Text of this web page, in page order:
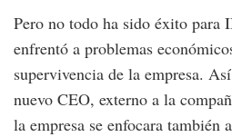
Pero no todo ha sido éxito para
enfrentó a problemas
supervivencia de la empresa.
nuevo CEO, externo a la
la empresa se enfocara también